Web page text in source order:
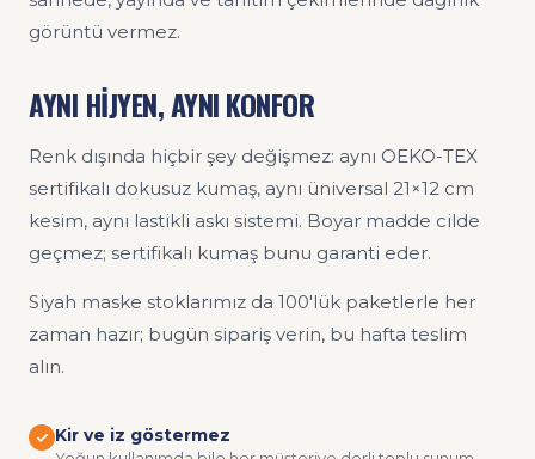
görüntü vermez.
AYNI HİJYEN, AYNI KONFOR
Renk dışında hiçbir şey değişmez: aynı OEKO-TEX
sertifikalı dokusuz kumaş, aynı üniversal 21×12 cm
kesim, aynı lastikli askı sistemi. Boyar madde cilde
geçmez; sertifikalı kumaş bunu garanti eder.
Siyah maske stoklarımız da 100'lük paketlerle her
zaman hazır; bugün sipariş verin, bu hafta teslim
alın.
Kir ve iz göstermez